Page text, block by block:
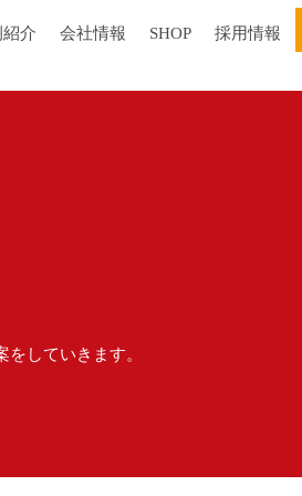
介 会社情報 SHOP 採用情報
していきます。